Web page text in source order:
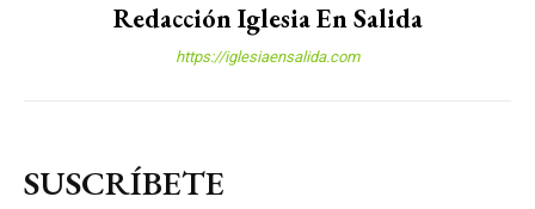
Redacción Iglesia En Salida
https://iglesiaensalida.com
SUSCRÍBETE